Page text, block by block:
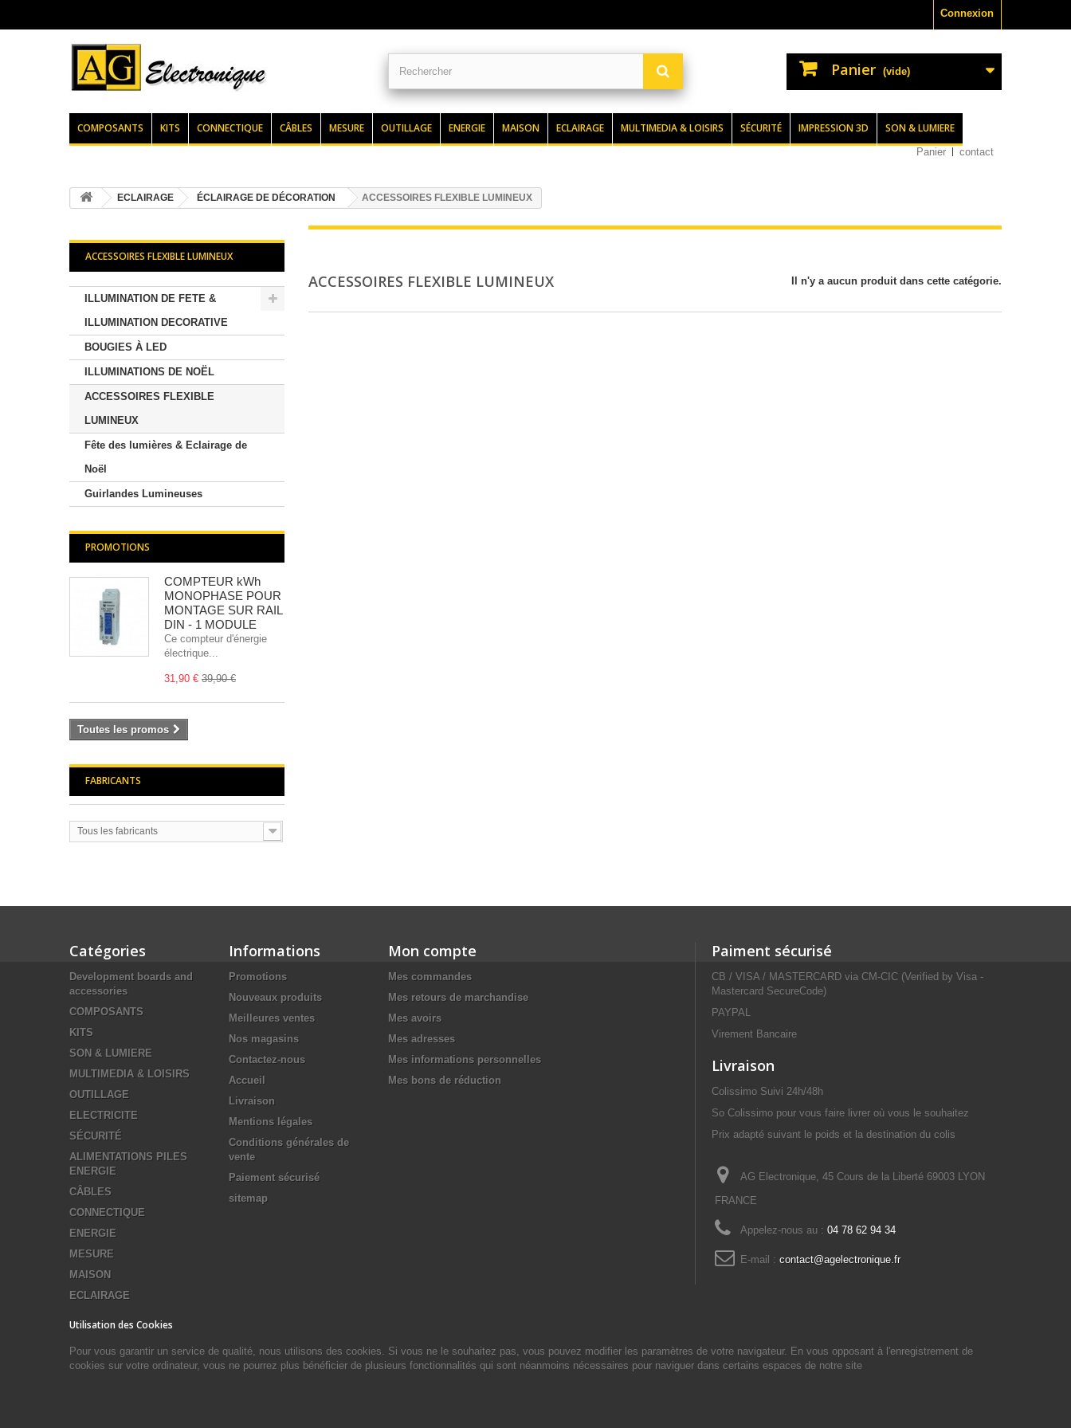
Connexion
Panier (vide)
COMPOSANTS KITS CONNECTIQUE CÂBLES MESURE OUTILLAGE ENERGIE MAISON ECLAIRAGE MULTIMEDIA & LOISIRS SÉCURITÉ IMPRESSION 3D SON & LUMIERE
Panier contact
ECLAIRAGE ÉCLAIRAGE DE DÉCORATION ACCESSOIRES FLEXIBLE LUMINEUX
ACCESSOIRES FLEXIBLE LUMINEUX
ILLUMINATION DE FETE &
ILLUMINATION DECORATIVE
BOUGIES À LED
ILLUMINATIONS DE NOËL
ACCESSOIRES FLEXIBLE
LUMINEUX
Fête des lumières & Eclairage de
Noël
Guirlandes Lumineuses
PROMOTIONS
COMPTEUR kWh
MONOPHASE POUR
MONTAGE SUR RAIL
DIN - 1 MODULE
Ce compteur d'énergie
électrique...
31,90 € 39,90 €
Toutes les promos
FABRICANTS
Tous les fabricants
ACCESSOIRES FLEXIBLE LUMINEUX Il n'y a aucun produit dans cette catégorie.
Catégories
Development boards and
accessories
COMPOSANTS
KITS
SON & LUMIERE
MULTIMEDIA & LOISIRS
OUTILLAGE
ELECTRICITE
SÉCURITÉ
ALIMENTATIONS PILES
ENERGIE
CÂBLES
CONNECTIQUE
ENERGIE
MESURE
MAISON
ECLAIRAGE
Informations
Promotions
Nouveaux produits
Meilleures ventes
Nos magasins
Contactez-nous
Accueil
Livraison
Mentions légales
Conditions générales de
vente
Paiement sécurisé
sitemap
Mon compte
Mes commandes
Mes retours de marchandise
Mes avoirs
Mes adresses
Mes informations personnelles
Mes bons de réduction
Paiment sécurisé
CB / VISA / MASTERCARD via CM-CIC (Verified by Visa -
Mastercard SecureCode)
PAYPAL
Virement Bancaire
Livraison
Colissimo Suivi 24h/48h
So Colissimo pour vous faire livrer où vous le souhaitez
Prix adapté suivant le poids et la destination du colis
AG Electronique, 45 Cours de la Liberté 69003 LYON
FRANCE
Appelez-nous au : 04 78 62 94 34
E-mail : contact@agelectronique.fr
Utilisation des Cookies
Pour vous garantir un service de qualité, nous utilisons des cookies. Si vous ne le souhaitez pas, vous pouvez modifier les paramètres de votre navigateur. En vous opposant à l'enregistrement de
cookies sur votre ordinateur, vous ne pourrez plus bénéficier de plusieurs fonctionnalités qui sont néanmoins nécessaires pour naviguer dans certains espaces de notre site